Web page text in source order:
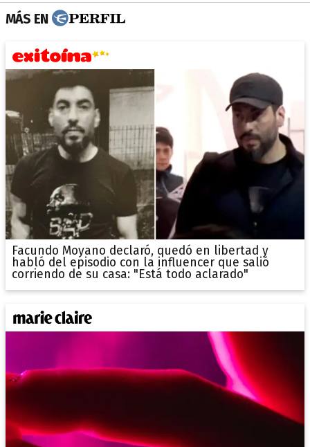
MÁS EN
Facundo Moyano declaró, quedó en libertad y
habló del episodio con la influencer que salió
corriendo de su casa: "Está todo aclarado"